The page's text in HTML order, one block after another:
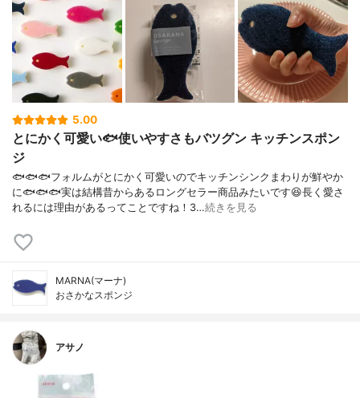
5.00
とにかく可愛い🐟使いやすさもバツグン キッチンスポン
ジ
🐟🐟🐟フォルムがとにかく可愛いのでキッチンシンクまわりが鮮やか
に🐟🐟🐟実は結構昔からあるロングセラー商品みたいです😆長く愛さ
れるには理由があるってことですね！3…続きを見る
MARNA(マーナ)
おさかなスポンジ
アサノ